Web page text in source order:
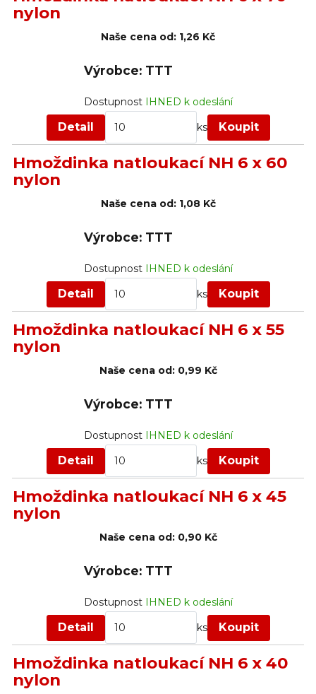
nylon
Naše cena od: 1,26 Kč
Výrobce: TTT
DostupnostIHNED k odeslání
Detail ks Koupit
Hmoždinka natloukací NH 6 x 60
nylon
Naše cena od:1,08 Kč
Výrobce: TTT
DostupnostIHNED k odeslání
Detail ks Koupit
Hmoždinka natloukací NH 6 x 55
nylon
Naše cena od:0,99 Kč
Výrobce: TTT
DostupnostIHNED k odeslání
Detail ks Koupit
Hmoždinka natloukací NH 6 x 45
nylon
Naše cena od:0,90 Kč
Výrobce: TTT
DostupnostIHNED k odeslání
Detail ks Koupit
Hmoždinka natloukací NH 6 x 40
nylon